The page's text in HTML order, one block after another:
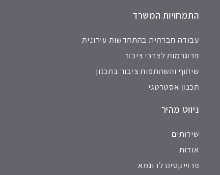
התמחויות המשרד
עבודה חברתית בהתחדשות עירונית
פרוגרמות לצרכי ציבור
שיתוף והשתתפות ציבור בתכנון
תכנון אסטרטגי
ניווט מהיר
שירותים
אודות
פרוייקטים לדוגמא